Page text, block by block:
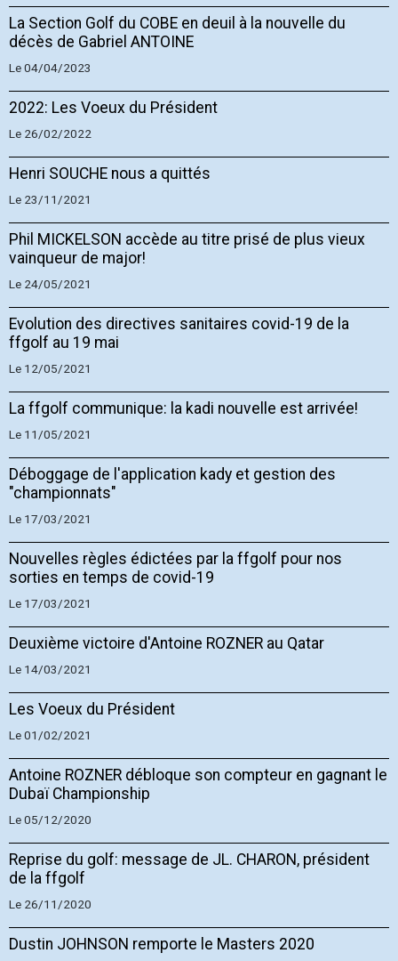
La Section Golf du COBE en deuil à la nouvelle du
décès de Gabriel ANTOINE
Le 04/04/2023
2022: Les Voeux du Président
Le 26/02/2022
Henri SOUCHE nous a quittés
Le 23/11/2021
Phil MICKELSON accède au titre prisé de plus vieux
vainqueur de major!
Le 24/05/2021
Evolution des directives sanitaires covid-19 de la
ffgolf au 19 mai
Le 12/05/2021
La ffgolf communique: la kadi nouvelle est arrivée!
Le 11/05/2021
Déboggage de l'application kady et gestion des
"championnats"
Le 17/03/2021
Nouvelles règles édictées par la ffgolf pour nos
sorties en temps de covid-19
Le 17/03/2021
Deuxième victoire d'Antoine ROZNER au Qatar
Le 14/03/2021
Les Voeux du Président
Le 01/02/2021
Antoine ROZNER débloque son compteur en gagnant le
Dubaï Championship
Le 05/12/2020
Reprise du golf: message de JL. CHARON, président
de la ffgolf
Le 26/11/2020
Dustin JOHNSON remporte le Masters 2020